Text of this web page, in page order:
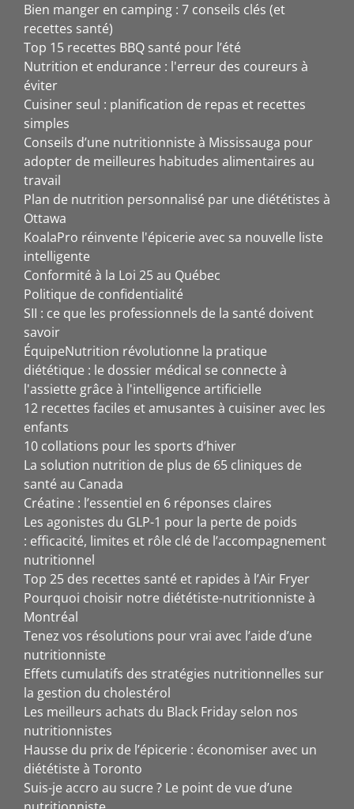
Bien manger en camping : 7 conseils clés (et
recettes santé)
Top 15 recettes BBQ santé pour l’été
Nutrition et endurance : l'erreur des coureurs à
éviter
Cuisiner seul : planification de repas et recettes
simples
Conseils d’une nutritionniste à Mississauga pour
adopter de meilleures habitudes alimentaires au
travail
Plan de nutrition personnalisé par une diététistes à
Ottawa
KoalaPro réinvente l'épicerie avec sa nouvelle liste
intelligente
Conformité à la Loi 25 au Québec
Politique de confidentialité
SII : ce que les professionnels de la santé doivent
savoir
ÉquipeNutrition révolutionne la pratique
diététique : le dossier médical se connecte à
l'assiette grâce à l'intelligence artificielle
12 recettes faciles et amusantes à cuisiner avec les
enfants
10 collations pour les sports d’hiver
La solution nutrition de plus de 65 cliniques de
santé au Canada
Créatine : l’essentiel en 6 réponses claires
Les agonistes du GLP-1 pour la perte de poids
: efficacité, limites et rôle clé de l’accompagnement
nutritionnel
Top 25 des recettes santé et rapides à l’Air Fryer
Pourquoi choisir notre diététiste-nutritionniste à
Montréal
Tenez vos résolutions pour vrai avec l’aide d’une
nutritionniste
Effets cumulatifs des stratégies nutritionnelles sur
la gestion du cholestérol
Les meilleurs achats du Black Friday selon nos
nutritionnistes
Hausse du prix de l’épicerie : économiser avec un
diététiste à Toronto
Suis-je accro au sucre ? Le point de vue d’une